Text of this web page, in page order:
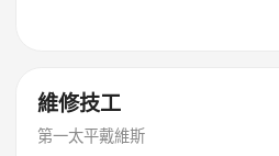
維修技工
第一太平戴維斯